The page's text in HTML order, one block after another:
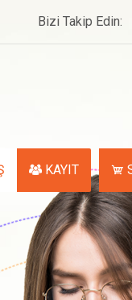
Bizi Takip Edin:
KAYIT